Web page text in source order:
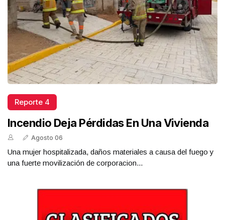
Reporte 4
Incendio Deja Pérdidas En Una Vivienda
Agosto 06
Una mujer hospitalizada, daños materiales a causa del fuego y
una fuerte movilización de corporacion...